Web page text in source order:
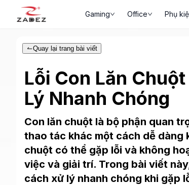
Gaming Office Phụ
Quay lại trang bài viết
Lỗi Con Lăn
Lý Nhanh Chóng
Con lăn chuột là bộ phận quan
thao tác khác một cách dễ dàng
chuột có thể gặp lỗi và không
việc và giải trí. Trong bài viết
cách xử lý nhanh chóng khi gặp